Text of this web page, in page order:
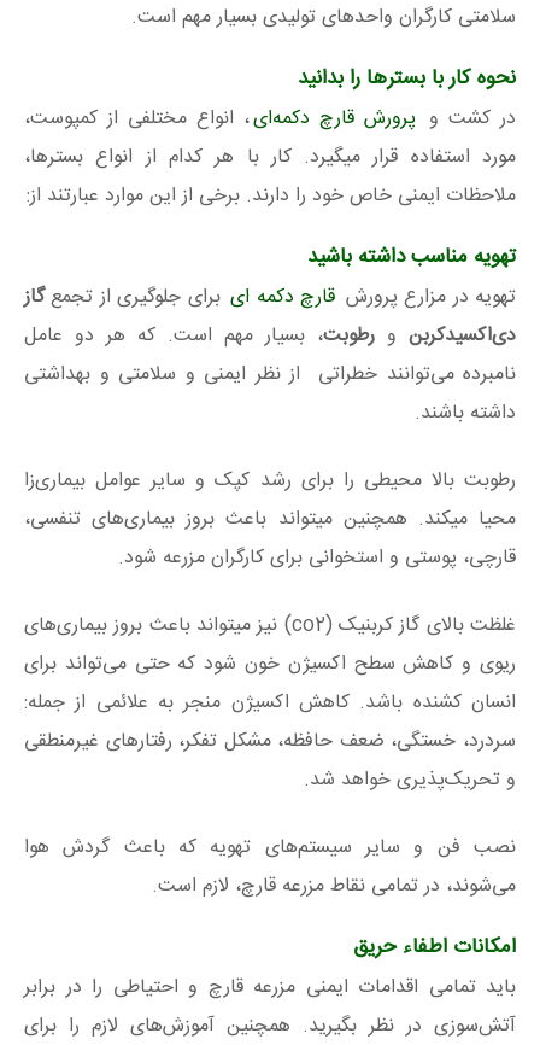
سلامتی کارگران واحدهای تولیدی بسیار مهم است.
نحوه کار با بسترها را بدانید
در کشت و پرورش قارچ دکمه‌ای، انواع مختلفی از کمپوست،
مورد استفاده قرار میگیرد. کار با هر کدام از انواع بسترها،
ملاحظات ایمنی خاص خود را دارند. برخی از این موارد عبارتند از:
تهویه مناسب داشته باشید
تهویه در مزارع پرورش قارچ دکمه ای برای جلوگیری از تجمعگاز
دی‌اکسید‌کربن و رطوبت، بسیار مهم است. که هر دو عامل
نامبرده می‌توانند خطراتی از نظر ایمنی و سلامتی و بهداشتی
داشته باشند.
رطوبت بالا محیطی را برای رشد کپک و سایر عوامل بیماری‌زا
محیا میکند. همچنین میتواند باعث بروز بیماری‌های تنفسی،
قارچی، پوستی و استخوانی برای کارگران مزرعه شود.
غلظت بالای گاز کربنیک (co2) نیز میتواند باعث بروز بیماری‌های
ریوی و کاهش سطح اکسیژن خون شود که حتی می‌تواند برای
انسان کشنده باشد. کاهش اکسیژن منجر به علائمی از جمله:
سردرد، خستگی، ضعف حافظه، مشکل تفکر، رفتارهای غیرمنطقی
و تحریک‌پذیری خواهد شد.
نصب فن و سایر سیستم‌های تهویه که باعث گردش هوا
می‌شوند، در تمامی نقاط مزرعه قارچ، لازم است.
امکانات اطفاء حریق
باید تمامی اقدامات ایمنی مزرعه قارچ و احتیاطی را در برابر
آتش‌سوزی در نظر بگیرید. همچنین آموزش‌های لازم را برای